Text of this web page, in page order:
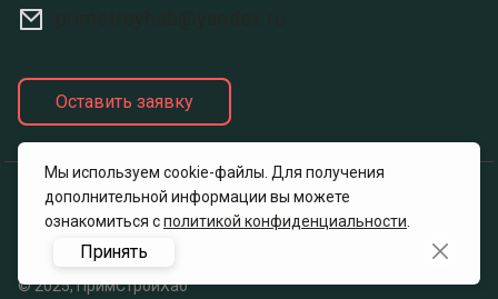
Оставить заявку
Политика конфиденциальности
© 2025, ПримСтройХаб
Мы используем cookie-файлы. Для получения
дополнительной информации вы можете
ознакомиться сполитикой конфиденциальности
Принять